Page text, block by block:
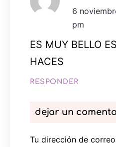
6
pm
ES MUY BELLO
HACES
RESPONDER
dejar un
Tu dirección de